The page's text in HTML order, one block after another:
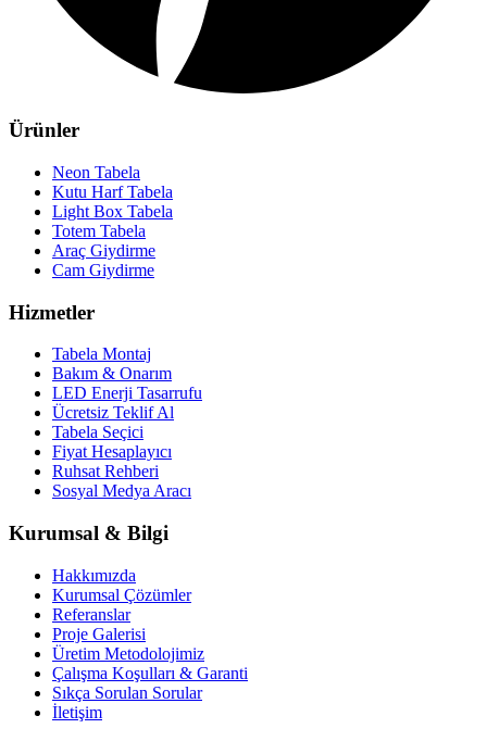
Ürünler
Neon Tabela
Kutu Harf Tabela
Light Box Tabela
Totem Tabela
Araç Giydirme
Cam Giydirme
Hizmetler
Tabela Montaj
Bakım & Onarım
LED Enerji Tasarrufu
Ücretsiz Teklif Al
Tabela Seçici
Fiyat Hesaplayıcı
Ruhsat Rehberi
Sosyal Medya Aracı
Kurumsal & Bilgi
Hakkımızda
Kurumsal Çözümler
Referanslar
Proje Galerisi
Üretim Metodolojimiz
Çalışma Koşulları & Garanti
Sıkça Sorulan Sorular
İletişim